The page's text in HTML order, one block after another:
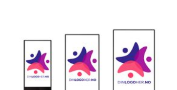
Legg til